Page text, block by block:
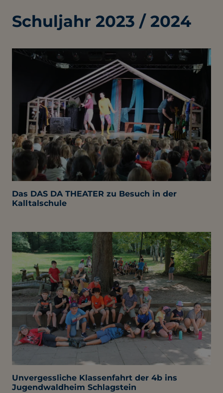
Schuljahr 2023 / 2024
Das DAS DA THEATER zu Besuch in der
Kalltalschule
Unvergessliche Klassenfahrt der 4b ins
Jugendwaldheim Schlagstein